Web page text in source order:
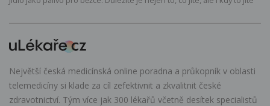
Největší česká medicínská online poradna a průkopník v oblasti
telemedicíny si klade za cíl zefektivnit a zkvalitnit české
zdravotnictví. Tým více jak 300 lékařů včetně desítek specialistů